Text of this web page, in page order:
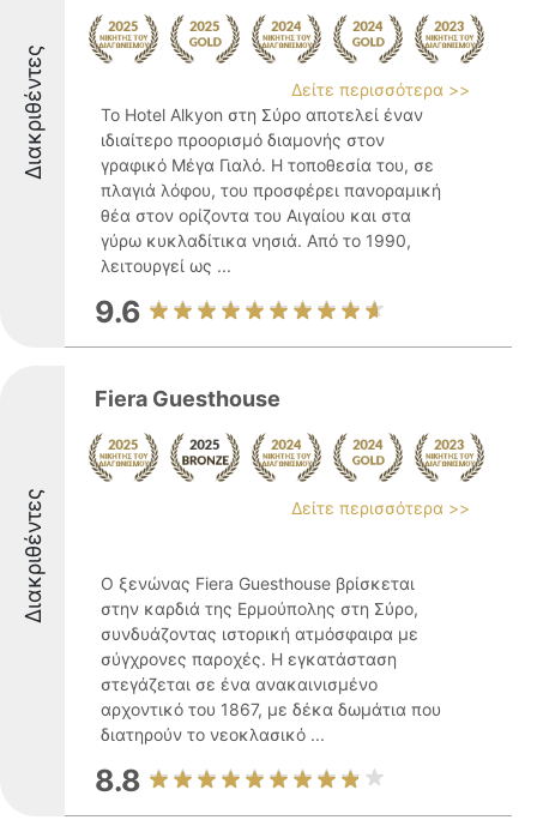
Διακριθέντες
Δείτε περισσότερα >>
Το Hotel Alkyon στη Σύρο αποτελεί έναν
ιδιαίτερο προορισμό διαμονής στον
γραφικό Μέγα Γιαλό. Η τοποθεσία του, σε
πλαγιά λόφου, του προσφέρει πανοραμική
θέα στον ορίζοντα του Αιγαίου και στα
γύρω κυκλαδίτικα νησιά. Από το 1990,
λειτουργεί ως ...
9.6
Διακριθέντες
Fiera Guesthouse
Δείτε περισσότερα >>
Ο ξενώνας Fiera Guesthouse βρίσκεται
στην καρδιά της Ερμούπολης στη Σύρο,
συνδυάζοντας ιστορική ατμόσφαιρα με
σύγχρονες παροχές. Η εγκατάσταση
στεγάζεται σε ένα ανακαινισμένο
αρχοντικό του 1867, με δέκα δωμάτια που
διατηρούν το νεοκλασικό ...
8.8